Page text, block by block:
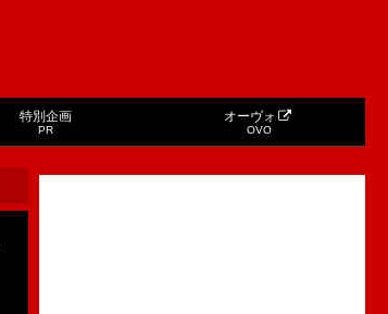
特別企画
PR
オーヴォ
OVO